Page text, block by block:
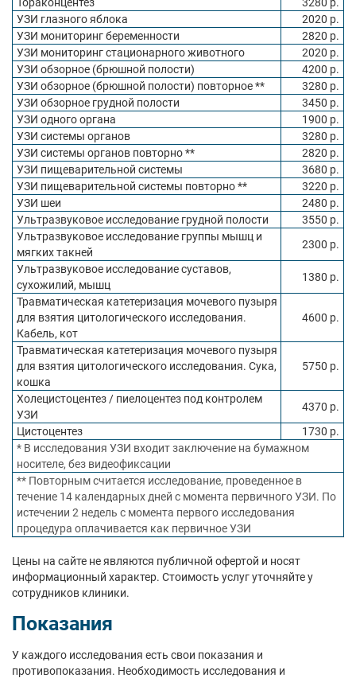
УЗИ глазного яблока
2020 р.
УЗИ мониторинг беременности
2820 р.
УЗИ мониторинг стационарного животного
2020 р.
УЗИ обзорное (брюшной полости)
4200 р.
УЗИ обзорное (брюшной полости) повторное **
3280 р.
УЗИ обзорное грудной полости
3450 р.
УЗИ одного органа
1900 р.
УЗИ системы органов
3280 р.
УЗИ системы органов повторно **
2820 р.
УЗИ пищеварительной системы
3680 р.
УЗИ пищеварительной системы повторно **
3220 р.
УЗИ шеи
2480 р.
Ультразвуковое исследование грудной полости
3550 р.
Ультразвуковое исследование группы мышц и
мягких такней
2300 р.
Ультразвуковое исследование суставов,
сухожилий, мышц
1380 р.
Травматическая катетеризация мочевого пузыря
для взятия цитологического исследования.
Кабель, кот
4600 р.
Травматическая катетеризация мочевого пузыря
для взятия цитологического исследования. Сука,
кошка
5750 р.
Холецистоцентез / пиелоцентез под контролем
УЗИ
4370 р.
Цистоцентез
1730 р.
* В исследования УЗИ входит заключение на бумажном
носителе, без видеофиксации
** Повторным считается исследование, проведенное в
течение 14 календарных дней с момента первичного УЗИ. По
истечении 2 недель с момента первого исследования
процедура оплачивается как первичное УЗИ
Цены на сайте не являются публичной офертой и носят
информационный характер. Стоимость услуг уточняйте у
сотрудников клиники.
Показания
У каждого исследования есть свои показания и
противопоказания. Необходимость исследования и